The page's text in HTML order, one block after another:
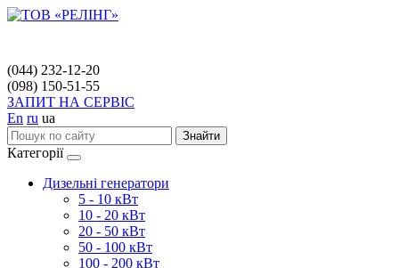
(044) 232-12-20
(098) 150-51-55
ЗАПИТ НА СЕРВІС
En ru ua
Знайти
Категорії
Дизельні генератори
5 - 10 кВт
10 - 20 кВт
20 - 50 кВт
50 - 100 кВт
100 - 200 кВт